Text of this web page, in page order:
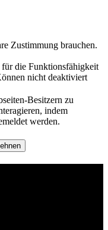
Zustimmung brauchen.
die Funktionsfähigkeit
nicht deaktiviert
Besitzern zu
indem
werden.